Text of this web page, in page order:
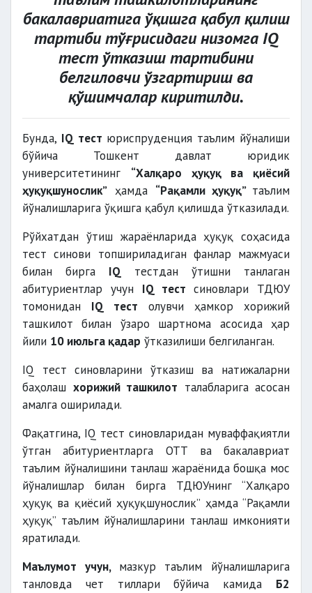
бакалавриатига ўқишга қабул қилиш
тартиби тўғрисидаги низомга IQ
тест ўтказиш тартибини
белгиловчи ўзгартириш ва
қўшимчалар киритилди.
Бунда, IQ тест юриспруденция таълим йўналиши
бўйича Тошкент давлат юридик
университетининг “Халқаро ҳуқуқ ва қиёсий
ҳуқуқшунослик” ҳамда “Рақамли ҳуқуқ” таълим
йўналишларига ўқишга қабул қилишда ўтказилади.
Рўйхатдан ўтиш жараёнларида ҳуқуқ соҳасида
тест синови топшириладиган фанлар мажмуаси
билан бирга IQ тестдан ўтишни танлаган
абитуриентлар учун IQ тестсиновлари ТДЮУ
томонидан IQ тест олувчи ҳамкор хорижий
ташкилот билан ўзаро шартнома асосида ҳар
йили 10 июльга қадар ўтказилиши белгиланган.
IQ тест синовларини ўтказиш ва натижаларни
баҳолаш хорижий ташкилот талабларига асосан
амалга оширилади.
Фақатгина, IQ тест синовларидан муваффақиятли
ўтган абитуриентларга ОТТ ва бакалавриат
таълим йўналишини танлаш жараёнида бошқа мос
йўналишлар билан бирга ТДЮУнинг “Халқаро
ҳуқуқ ва қиёсий ҳуқуқшунослик” ҳамда “Рақамли
ҳуқуқ” таълим йўналишларини танлаш имконияти
яратилади.
Маълумот учун, мазкур таълим йўналишларига
танловда чет тиллари бўйича камида Б2